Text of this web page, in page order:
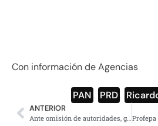
Con información de Agencias
PAN PRD
ANTERIOR
Ante omisión de autoridades, guerrerenses se unen para ahuyentar a balazos a criminales